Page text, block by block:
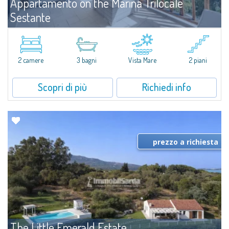
Sestante
Porto Cervo Affitto
​Esclusivo appartamento fronte mare su due livelli, nel cuore della Marina di
Porto Cervo.All’interno de Il Sestante, prestigioso complesso residenziale
immerso in un curato parco condominiale, questa proprietà...
2 camere 3 bagni Vista Mare 2 piani
Scopri di più Richiedi info
prezzo a richiesta